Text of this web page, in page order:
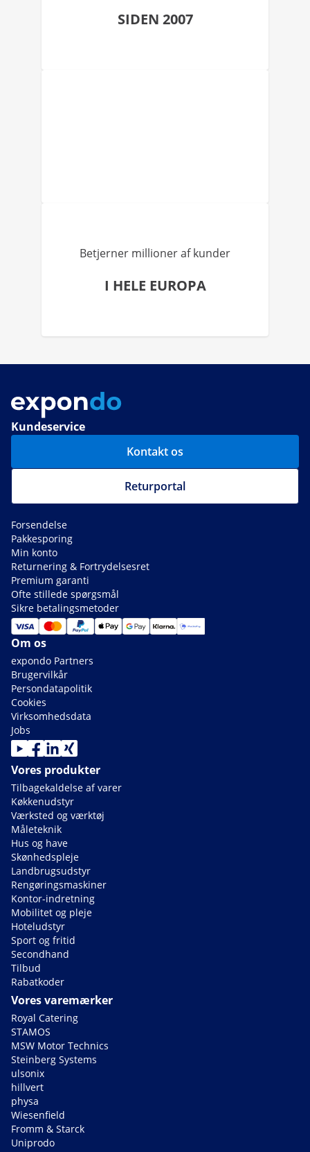
SIDEN 2007
Betjerner millioner af kunder
I HELE EUROPA
Kundeservice
Kontakt os
Returportal
Forsendelse
Pakkesporing
Min konto
Returnering & Fortrydelsesret
Premium garanti
Ofte stillede spørgsmål
Sikre betalingsmetoder
Om os
expondo Partners
Brugervilkår
Persondatapolitik
Cookies
Virksomhedsdata
Jobs
Vores produkter
Tilbagekaldelse af varer
Køkkenudstyr
Værksted og værktøj
Måleteknik
Hus og have
Skønhedspleje
Landbrugsudstyr
Rengøringsmaskiner
Kontor-indretning
Mobilitet og pleje
Hoteludstyr
Sport og fritid
Secondhand
Tilbud
Rabatkoder
Vores varemærker
Royal Catering
STAMOS
MSW Motor Technics
Steinberg Systems
ulsonix
hillvert
physa
Wiesenfield
Fromm & Starck
Uniprodo